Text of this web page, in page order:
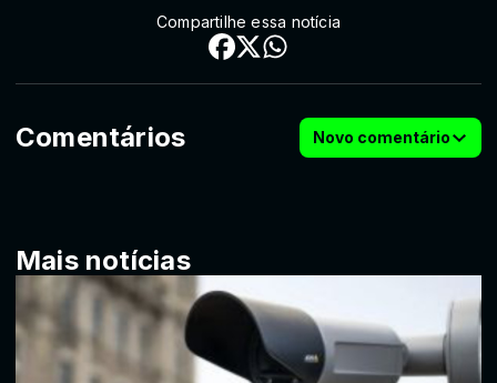
Compartilhe essa notícia
Comentários Novo comentário
Mais notícias